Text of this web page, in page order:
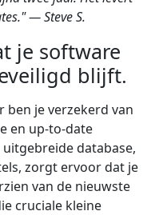
— Steve S.
je software
blijft.
ben je verzekerd van
en up-to-date
database,
zorgt ervoor dat je
van de nieuwste
cruciale kleine